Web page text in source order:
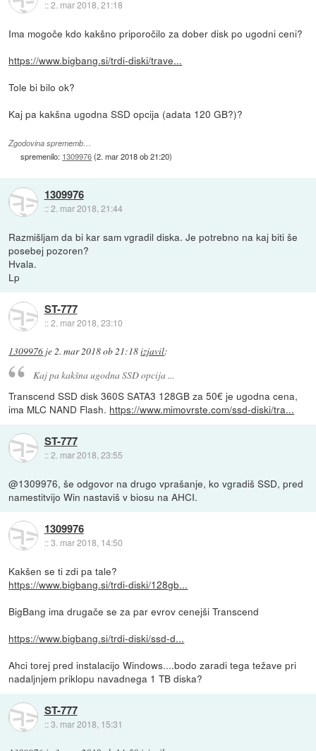
::2. mar 2018, 21:18
Ima mogoče kdo kakšno priporočilo za dober disk po ugodni ceni?
https://www.bigbang.si/trdi-diski/trave...
Tole bi bilo ok?
Kaj pa kakšna ugodna SSD opcija (adata 120 GB?)?
Zgodovina sprememb…
spremenilo: 1309976(2. mar 2018 ob 21:20)
1309976
::2. mar 2018, 21:44
Razmišljam da bi kar sam vgradil diska. Je potrebno na kaj biti še
posebej pozoren?
Hvala.
Lp
ST-777
::2. mar 2018, 23:10
1309976 je2. mar 2018 ob 21:18izjavil:
Kaj pa kakšna ugodna SSD opcija ...
Transcend SSD disk 360S SATA3 128GB za 50€ je ugodna cena,
ima MLC NAND Flash. https://www.mimovrste.com/ssd-diski/tra...
ST-777
::2. mar 2018, 23:55
@1309976, še odgovor na drugo vprašanje, ko vgradiš SSD, pred
namestitvijo Win nastaviš v biosu na AHCI.
1309976
::3. mar 2018, 14:50
Kakšen se ti zdi pa tale?
https://www.bigbang.si/trdi-diski/128gb...
BigBang ima drugače se za par evrov cenejši Transcend
https://www.bigbang.si/trdi-diski/ssd-d...
Ahci torej pred instalacijo Windows....bodo zaradi tega težave pri
nadaljnjem priklopu navadnega 1 TB diska?
ST-777
::3. mar 2018, 15:31